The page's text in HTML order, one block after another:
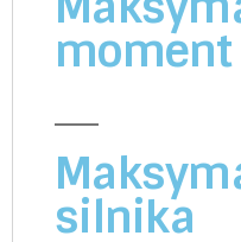
moment
silnika